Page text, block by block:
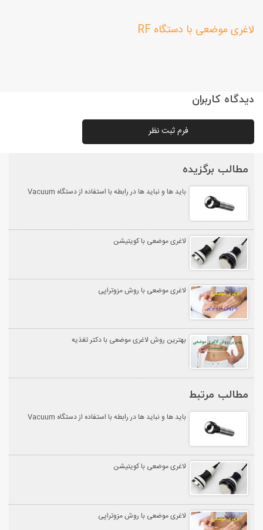
لاغری موضعی با دستگاه RF
دیدگاه کاربران
فرم ثبت نظر
مطالب برگزیده
باید ها و نباید ها در رابطه با استفاده از دستگاه Vacuum
لاغری موضعی با کویتیشن
لاغری موضعی با روش مزوتراپی
بهترین روش لاغری موضعی با دکتر تغذیه
مطالب مرتبط
باید ها و نباید ها در رابطه با استفاده از دستگاه Vacuum
لاغری موضعی با کویتیشن
لاغری موضعی با روش مزوتراپی